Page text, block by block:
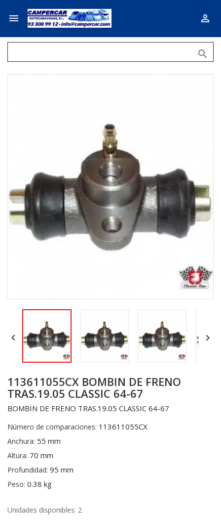
 

 
113611055CX BOMBIN DE FRENO
TRAS.19.05 CLASSIC 64-67
BOMBIN DE FRENO TRAS.19.05 CLASSIC 64-67
Número de comparaciones: 113611055CX
Anchura: 55 mm
Altura: 70 mm
Profundidad: 95 mm
Peso: 0.38 kg
Unidades disponibles: 2